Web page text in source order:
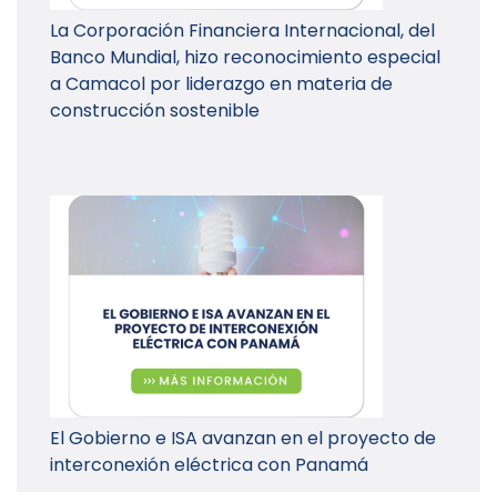
La Corporación Financiera Internacional, del
Banco Mundial, hizo reconocimiento especial
a Camacol por liderazgo en materia de
construcción sostenible
El Gobierno e ISA avanzan en el proyecto de
interconexión eléctrica con Panamá